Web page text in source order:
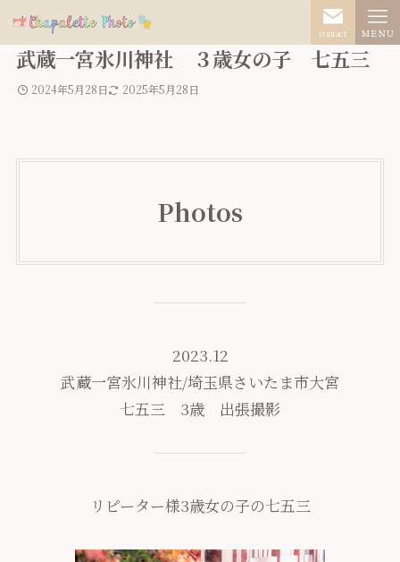
contact ＭＥＮＵ
武蔵一宮氷川神社 ３歳女の子 七五三
2024年5月28日 2025年5月28日
Photos
2023.12
武蔵一宮氷川神社/埼玉県さいたま市大宮
七五三 3歳 出張撮影
リピーター様3歳女の子の七五三